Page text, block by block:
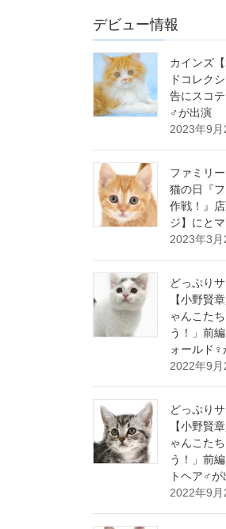
デビュー情報
カインズ
ドコレク
告にスコ
♂が出演
2023年9月
ファミリ
猫の日『
作戦！』
ジ】にと
2023年3月
どっぷり
【小野賢
ゃんこた
う！」前
ォールド♀
2022年9月
どっぷり
【小野賢
ゃんこた
う！」前
トヘア♂が
2022年9月